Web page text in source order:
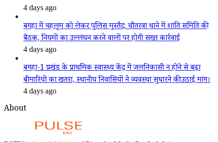
4 days ago
बगहा में चहलूम को लेकर पुलिस मुस्तैद: चौतरवा थाने में शांति समिति की
बैठक, नियमों का उल्लंघन करने वालों पर होगी सख्त कार्रवाई
4 days ago
बगहा-1 प्रखंड के प्राथमिक स्वास्थ्य केंद्र में जलनिकासी न होने से बढ़ा
बीमारियों का खतरा, स्थानीय निवासियों ने व्यवस्था सुधारने की उठाई मांग।
4 days ago
About